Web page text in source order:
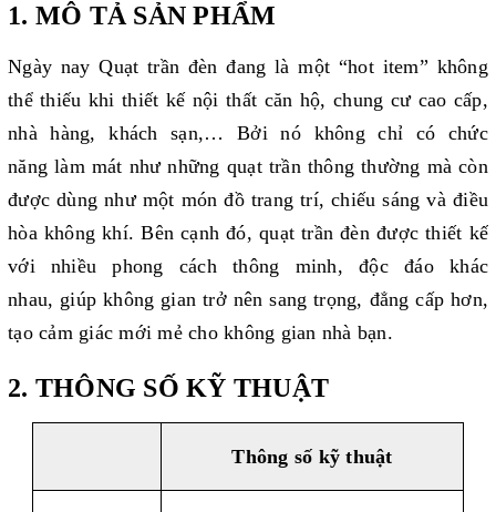
1. MÔ TẢ SẢN PHẨM
Ngày nay Quạt trần đèn đang là một “hot item” không
thể thiếu khi thiết kế nội thất căn hộ, chung cư cao cấp,
nhà hàng, khách sạn,… Bởi nó không chỉ có chức
năng làm mát như những quạt trần thông thường mà còn
được dùng như một món đồ trang trí, chiếu sáng và điều
hòa không khí. Bên cạnh đó, quạt trần đèn được thiết kế
với nhiều phong cách thông minh, độc đáo khác
nhau, giúp không gian trở nên sang trọng, đẳng cấp hơn,
tạo cảm giác mới mẻ cho không gian nhà bạn.
2. THÔNG SỐ KỸ THUẬT
Thông số kỹ thuật